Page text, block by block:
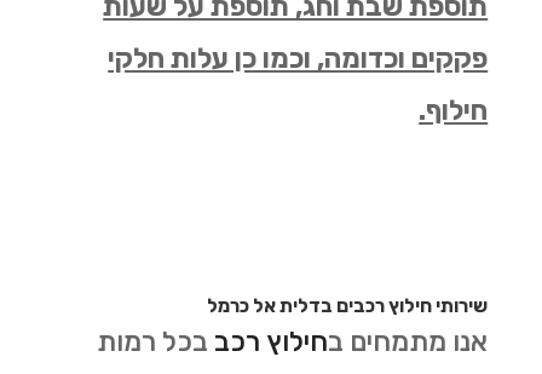
פקקים וכדומה, וכמו כן עלות חלקי
חילוף.
שירותי חילוץ רכבים בדלית אל כרמל
אנו מתמחים בחילוץ רכב בכל רמות